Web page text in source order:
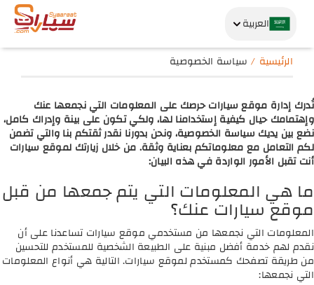
العربية
الرئيسية سياسة الخصوصية
تُدرك إدارة موقع سيارات حرصك على المعلومات التي نجمعها عنك
وإهتمامك حيال كيفية إستخدامنا لها، ولكي تكون على بينة وإدراك كامل،
نضع بين يديك سياسة الخصوصية، ونحن بدورنا نقدر ثقتكم بنا والتي تضمن
لكم التعامل مع معلوماتكم بعناية وثقة. من خلال زيارتك لموقع سيارات
أنت تقبل الأمور الواردة في هذه البيان:
ما هي المعلومات التي يتم جمعها من قبل
موقع سيارات عنك؟
المعلومات التي نجمعها من مستخدمي موقع سيارات تساعدنا على أن
نقدم لهم خدمة أفضل مبنية على الطبيعة الشخصية للمستخدم للتحسين
من طريقة تصفحك كمستخدم لموقع سيارات. التالية هي أنواع المعلومات
التي نجمعها: